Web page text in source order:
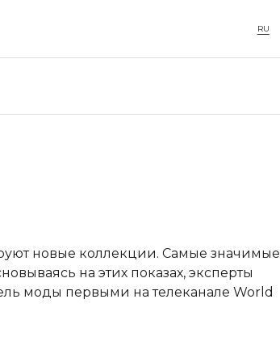
RU
новые коллекции. Самые значимые
на этих показах, эксперты
моды первыми на телеканале World